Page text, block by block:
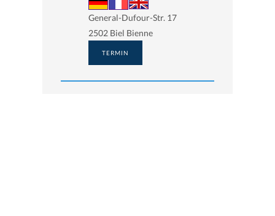
General-Dufour-Str. 17
2502 Biel Bienne
TERMIN